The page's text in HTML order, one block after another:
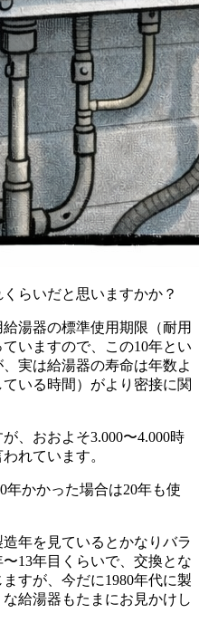
らいだと思いますかか？
湯器の標準使用期限（耐用
いますので、この10年とい
実は給湯器の寿命は年数よ
いる時間）がより密接に関
、おおよそ3.000〜4.000時
れています。
年かかった場合は20年も使
年を見ているとかなりバラ
13年目くらいで、交換とな
すが、今だに1980年代に製
給湯器もたまにお見かけし